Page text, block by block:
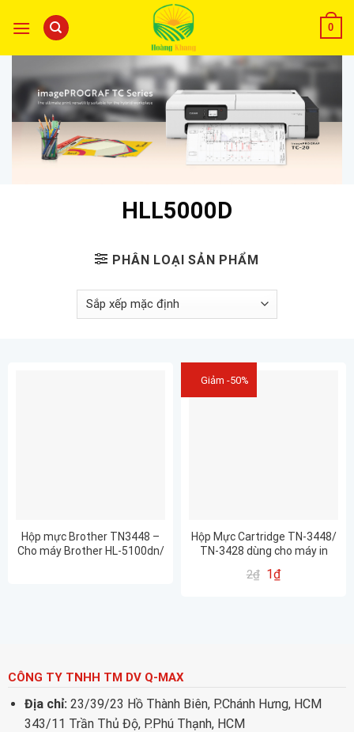
0
HLL5000D
PHÂN LOẠI SẢN PHẨM
Hộp mực Brother TN3448 –
Cho máy Brother HL-5100dn/
Giảm -50%
Hộp Mực Cartridge TN-3448/
TN-3428 dùng cho máy in
L6200
2₫ 1₫
CÔNG TY TNHH TM DV Q-MAX
Địa chỉ: 23/39/23 Hồ Thành Biên, P.Chánh Hưng, HCM
343/11 Trần Thủ Độ, P.Phú Thạnh, HCM